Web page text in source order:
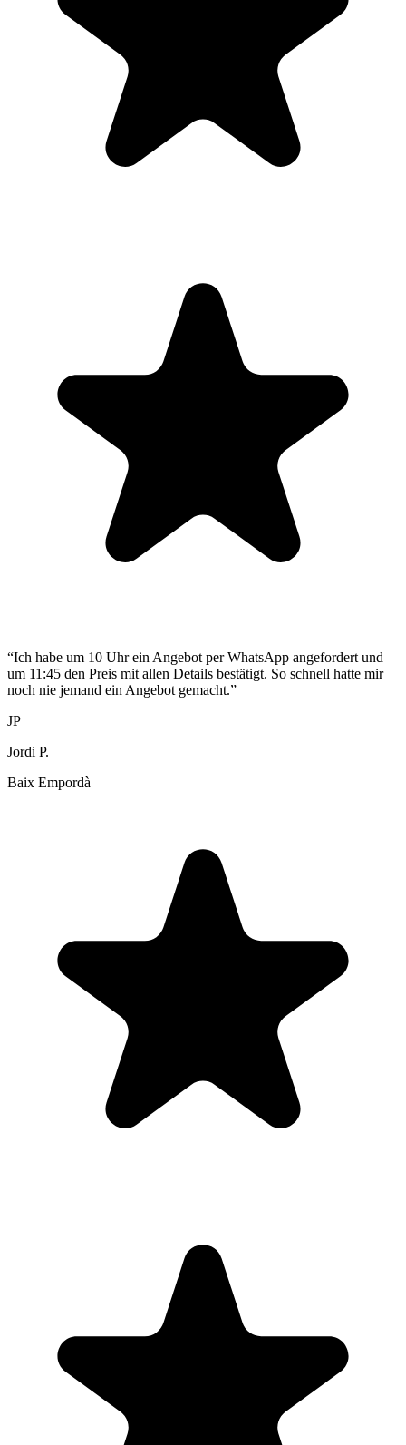
“Ich habe um 10 Uhr ein Angebot per WhatsApp angefordert und
um 11:45 den Preis mit allen Details bestätigt. So schnell hatte mir
noch nie jemand ein Angebot gemacht.”
JP
Jordi P.
Baix Empordà